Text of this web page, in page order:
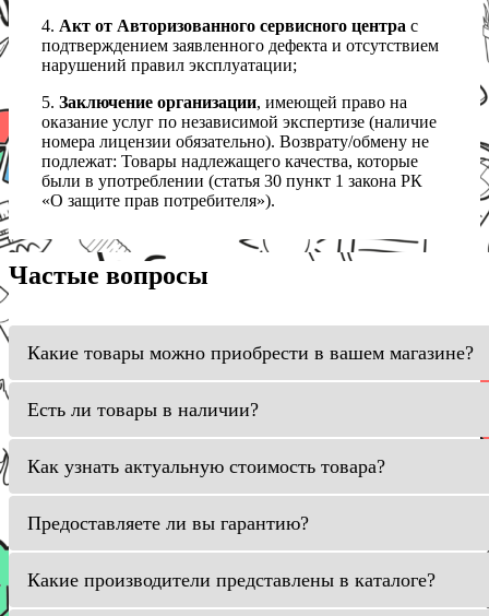
4. Акт от Авторизованного сервисного центра с
подтверждением заявленного дефекта и отсутствием
нарушений правил эксплуатации;
5. Заключение организации, имеющей право на
оказание услуг по независимой экспертизе (наличие
номера лицензии обязательно). Возврату/обмену не
подлежат: Товары надлежащего качества, которые
были в употреблении (статья 30 пункт 1 закона РК
«О защите прав потребителя»).
Частые вопросы
Какие товары можно приобрести в вашем магазине?
Есть ли товары в наличии?
Как узнать актуальную стоимость товара?
Предоставляете ли вы гарантию?
Какие производители представлены в каталоге?